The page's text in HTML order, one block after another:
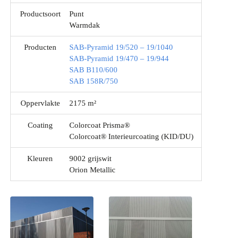
Productsoort
Punt
Warmdak
Producten
SAB-Pyramid 19/520 – 19/1040
SAB-Pyramid 19/470 – 19/944
SAB B110/600
SAB 158R/750
Oppervlakte 2175 m²
Coating
Colorcoat Prisma®
Colorcoat® Interieurcoating (KID/DU)
Kleuren
9002 grijswit
Orion Metallic